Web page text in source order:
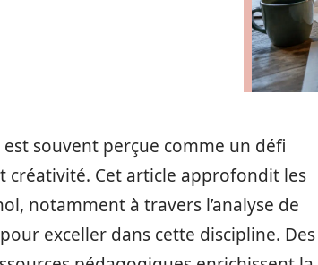
souvent perçue comme un défi
créativité. Cet article approfondit les
notamment à travers l’analyse de
exceller dans cette discipline. Des